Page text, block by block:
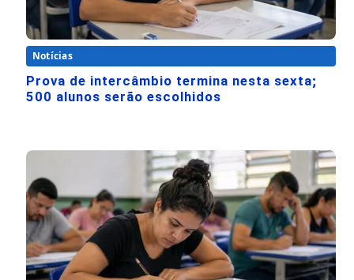
Notícias
Prova de intercâmbio termina nesta sexta;
500 alunos serão escolhidos